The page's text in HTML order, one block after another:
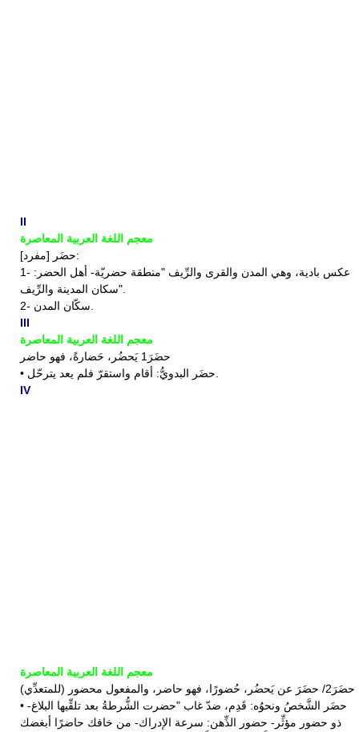
II
معجم اللغة العربية المعاصرة
حضَر [مفرد]:
1- عكس بادية، وهي المدن والقرى والرِّيف "منطقة حضريّة- أهل الحضر:
سكان المدينة والرِّيف".
III
معجم اللغة العربية المعاصرة
حضَرَ1 يَحضُر، حَضارةً، فهو حاضر
IV
معجم اللغة العربية المعاصرة
حضَرَ2/ حضَرَ عن يَحضُر، حُضورًا، فهو حاضر، والمفعول محضور (للمتعدِّي)
• حضَر الشَّخصُ ونحوُه: قَدِم، ضدّ غاب "حضرت الشُّرطةُ بعد تلقِّيها البلاغ-
ذو حضور مؤثِّر- حضور الذِّهن: سرعة الإدراك- من خافك حاضرًا أبغضك